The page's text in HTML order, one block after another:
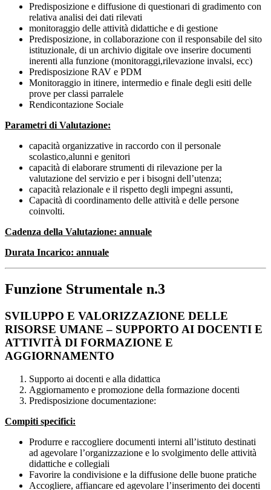
Predisposizione e diffusione di questionari di gradimento con
relativa analisi dei dati rilevati
monitoraggio delle attività didattiche e di gestione
Predisposizione, in collaborazione con il responsabile del sito
istituzionale, di un archivio digitale ove inserire documenti
inerenti alla funzione (monitoraggi,rilevazione invalsi, ecc)
Predisposizione RAV e PDM
Monitoraggio in itinere, intermedio e finale degli esiti delle
prove per classi parralele
Rendicontazione Sociale
Parametri di Valutazione:
capacità organizzative in raccordo con il personale
scolastico,alunni e genitori
capacità di elaborare strumenti di rilevazione per la
valutazione del servizio e per i bisogni dell’utenza;
capacità relazionale e il rispetto degli impegni assunti,
Capacità di coordinamento delle attività e delle persone
coinvolti.
Cadenza della Valutazione: annuale
Durata Incarico: annuale
Funzione Strumentale n.3
SVILUPPO E VALORIZZAZIONE DELLE
RISORSE UMANE – SUPPORTO AI DOCENTI E
ATTIVITÀ DI FORMAZIONE E
AGGIORNAMENTO
Supporto ai docenti e alla didattica
Aggiornamento e promozione della formazione docenti
Predisposizione documentazione:
Compiti specifici:
Produrre e raccogliere documenti interni all’istituto destinati
ad agevolare l’organizzazione e lo svolgimento delle attività
didattiche e collegiali
Favorire la condivisione e la diffusione delle buone pratiche
Accogliere, affiancare ed agevolare l’inserimento dei docenti